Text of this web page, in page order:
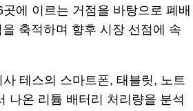
에 이르는 거점을 바탕으로 폐배
축적하며 향후 시장 선점에 속
테스의 스마트폰, 태블릿, 노트
나온 리튬 배터리 처리량을 분석